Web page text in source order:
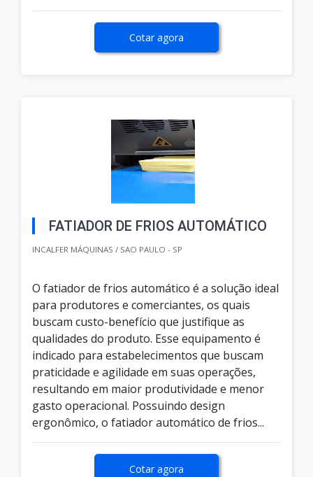
Cotar agora
FATIADOR DE FRIOS AUTOMÁTICO
INCALFER MÁQUINAS / SAO PAULO - SP
O fatiador de frios automático é a solução ideal
para produtores e comerciantes, os quais
buscam custo-benefício que justifique as
qualidades do produto. Esse equipamento é
indicado para estabelecimentos que buscam
praticidade e agilidade em suas operações,
resultando em maior produtividade e menor
gasto operacional. Possuindo design
ergonômico, o fatiador automático de frios...
Cotar agora